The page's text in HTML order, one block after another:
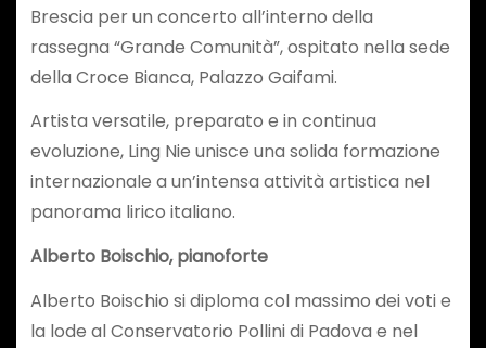
Brescia per un concerto all’interno della
rassegna “Grande Comunità”, ospitato nella sede
della Croce Bianca, Palazzo Gaifami.
Artista versatile, preparato e in continua
evoluzione, Ling Nie unisce una solida formazione
internazionale a un’intensa attività artistica nel
panorama lirico italiano.
Alberto Boischio, pianoforte
Alberto Boischio si diploma col massimo dei voti e
la lode al Conservatorio Pollini di Padova e nel